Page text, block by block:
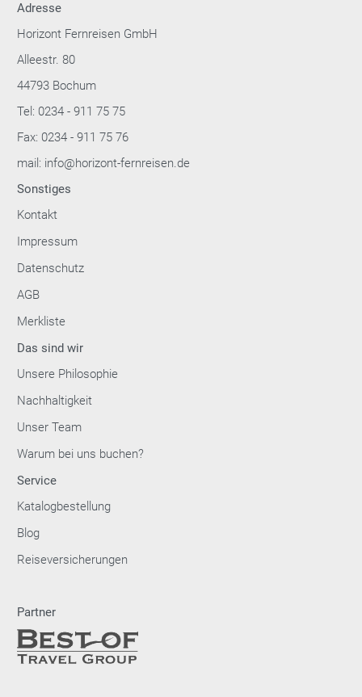
Adresse
Horizont Fernreisen GmbH
Alleestr. 80
44793 Bochum
Tel: 0234 - 911 75 75
Fax: 0234 - 911 75 76
mail: info@horizont-fernreisen.de
Sonstiges
Kontakt
Impressum
Datenschutz
AGB
Merkliste
Das sind wir
Unsere Philosophie
Nachhaltigkeit
Unser Team
Warum bei uns buchen?
Service
Katalogbestellung
Blog
Reiseversicherungen
Partner